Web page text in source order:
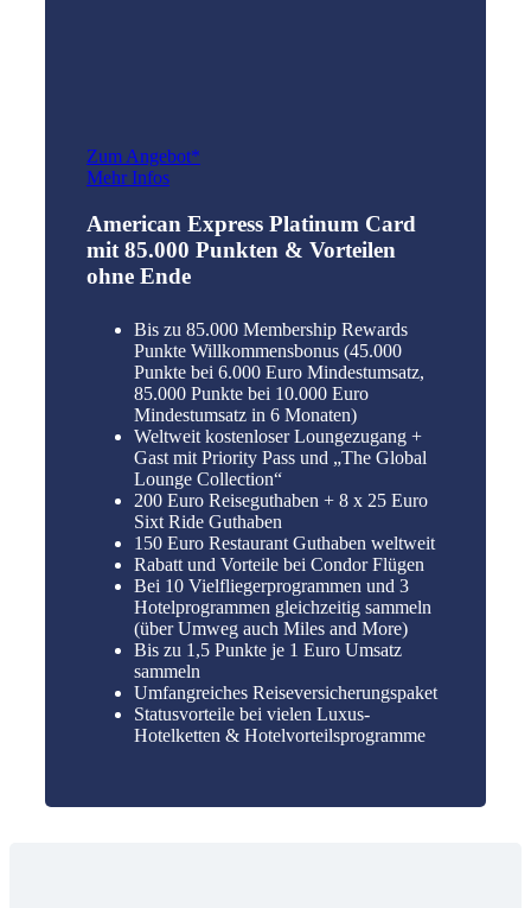
Zum Angebot*
Mehr Infos
American Express Platinum Card
mit 85.000 Punkten & Vorteilen
ohne Ende
Bis zu 85.000 Membership Rewards
Punkte Willkommensbonus (45.000
Punkte bei 6.000 Euro Mindestumsatz,
85.000 Punkte bei 10.000 Euro
Mindestumsatz in 6 Monaten)
Weltweit kostenloser Loungezugang +
Gast mit Priority Pass und „The Global
Lounge Collection“
200 Euro Reiseguthaben + 8 x 25 Euro
Sixt Ride Guthaben
150 Euro Restaurant Guthaben weltweit
Rabatt und Vorteile bei Condor Flügen
Bei 10 Vielfliegerprogrammen und 3
Hotelprogrammen gleichzeitig sammeln
(über Umweg auch Miles and More)
Bis zu 1,5 Punkte je 1 Euro Umsatz
sammeln
Umfangreiches Reiseversicherungspaket
Statusvorteile bei vielen Luxus-
Hotelketten & Hotelvorteilsprogramme